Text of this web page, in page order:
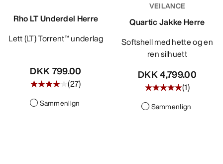
Rho LT Underdel Herre
Lett (LT) Torrent™ underlag
DKK 799.00
(27)
Sammenlign
VEILANCE
Quartic Jakke Herre
Softshell med hette og en
ren silhuett
DKK 4,799.00
(1)
Sammenlign